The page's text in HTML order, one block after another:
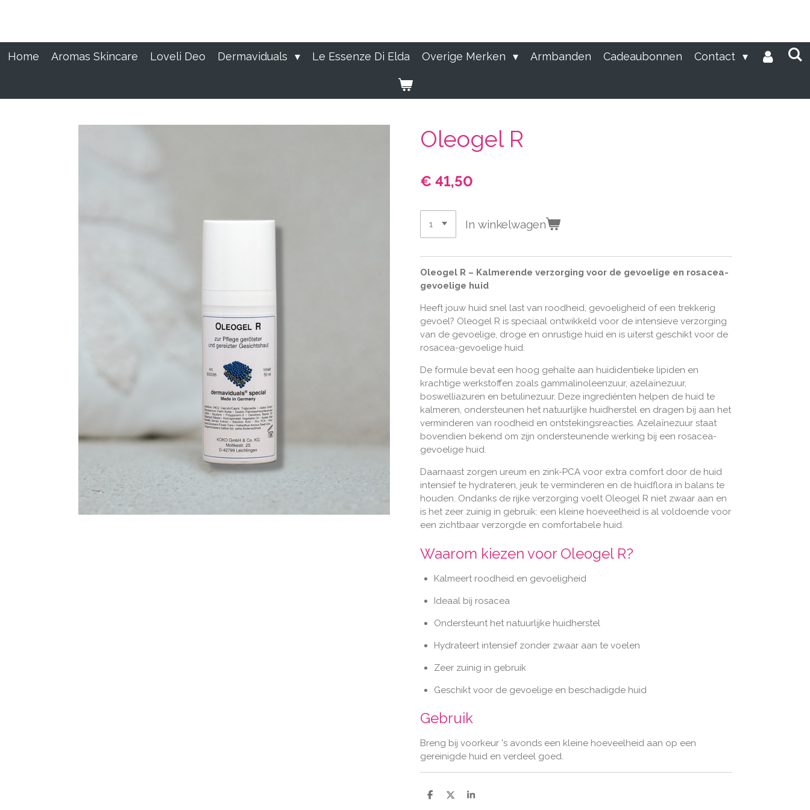
de
Home Aromas Skincare Loveli Deo Dermaviduals Le Essenze Di Elda Overige Merken Armbanden Cadeaubonnen Contact
Oleogel R
€ 41,50
In winkelwagen
Oleogel R – Kalmerende verzorging voor de gevoelige en rosacea-
gevoelige huid
Heeft jouw huid snel last van roodheid, gevoeligheid of een trekkerig
gevoel? Oleogel R is speciaal ontwikkeld voor de intensieve verzorging
van de gevoelige, droge en onrustige huid en is uiterst geschikt voor de
rosacea-gevoelige huid.
De formule bevat een hoog gehalte aan huididentieke lipiden en
krachtige werkstoffen zoals gammalinoleenzuur, azelaïnezuur,
boswelliazuren en betulinezuur. Deze ingrediënten helpen de huid te
kalmeren, ondersteunen het natuurlijke huidherstel en dragen bij aan het
verminderen van roodheid en ontstekingsreacties. Azelaïnezuur staat
bovendien bekend om zijn ondersteunende werking bij een rosacea-
gevoelige huid.
Daarnaast zorgen ureum en zink-PCA voor extra comfort door de huid
intensief te hydrateren, jeuk te verminderen en de huidflora in balans te
houden. Ondanks de rijke verzorging voelt Oleogel R niet zwaar aan en
is het zeer zuinig in gebruik: een kleine hoeveelheid is al voldoende voor
een zichtbaar verzorgde en comfortabele huid.
Waarom kiezen voor Oleogel R?
Kalmeert roodheid en gevoeligheid
Ideaal bij rosacea
Ondersteunt het natuurlijke huidherstel
Hydrateert intensief zonder zwaar aan te voelen
Zeer zuinig in gebruik
Geschikt voor de gevoelige en beschadigde huid
Gebruik
Breng bij voorkeur 's avonds een kleine hoeveelheid aan op een
gereinigde huid en verdeel goed.
D
D
S